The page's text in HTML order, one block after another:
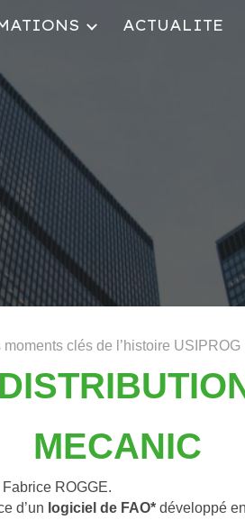
Skip to
ACTUALITE
moments clés de l’histoire USIPROG
MECANIC
ROGGE.
d’un logiciel de FAO* développé